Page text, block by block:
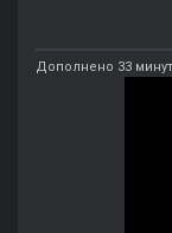
Дополнено 33